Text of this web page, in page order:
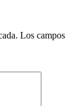
Los campos